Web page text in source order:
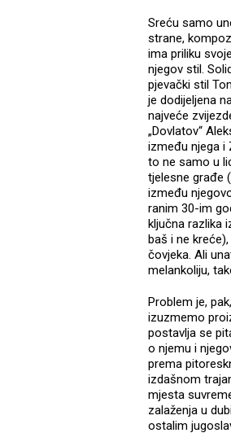
Sreću samo
strane,
ima priliku
njegov stil.
pjevački stil
je dodijeljena
najveće
„Dovlatov“
između njega i
to ne samo u
tjelesne građe
između
ranim 30-im
ključna razlika
baš i ne
čovjeka. Ali
melankoliju,
Problem je,
izuzmemo
postavlja se
o njemu i
prema
izdašnom
mjesta
zalaženja u
ostalim